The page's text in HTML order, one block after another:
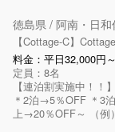
徳島県 / 阿南・日和
【Cottage-C】
料金：平日32,000円～
定員：8名
【連泊割実施中！！
＊2泊→5％OFF ＊3
上→20％OFF～ （例